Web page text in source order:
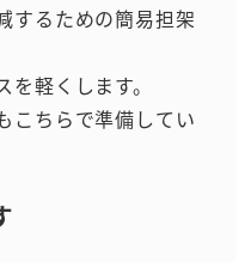
するための簡易担架
軽くします。
こちらで準備してい